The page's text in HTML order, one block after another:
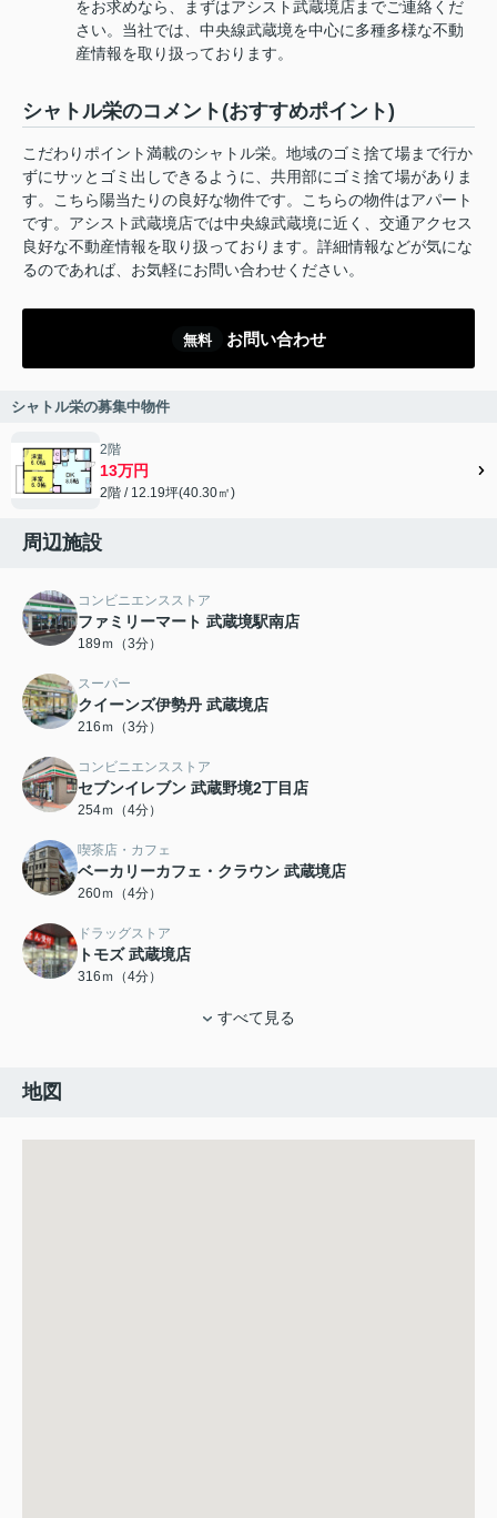
をお求めなら、まずはアシスト武蔵境店までご連絡くだ
さい。当社では、中央線武蔵境を中心に多種多様な不動
産情報を取り扱っております。
シャトル栄のコメント(おすすめポイント)
こだわりポイント満載のシャトル栄。地域のゴミ捨て場まで行か
ずにサッとゴミ出しできるように、共用部にゴミ捨て場がありま
す。こちら陽当たりの良好な物件です。こちらの物件はアパート
です。アシスト武蔵境店では中央線武蔵境に近く、交通アクセス
良好な不動産情報を取り扱っております。詳細情報などが気にな
るのであれば、お気軽にお問い合わせください。
無料 お問い合わせ
シャトル栄の募集中物件
2階
13万円
2階 / 12.19坪(40.30㎡)
周辺施設
コンビニエンスストア
ファミリーマート 武蔵境駅南店
189ｍ（3分）
スーパー
クイーンズ伊勢丹 武蔵境店
216ｍ（3分）
コンビニエンスストア
セブンイレブン 武蔵野境2丁目店
254ｍ（4分）
喫茶店・カフェ
ベーカリーカフェ・クラウン 武蔵境店
260ｍ（4分）
ドラッグストア
トモズ 武蔵境店
316ｍ（4分）
すべて見る
地図